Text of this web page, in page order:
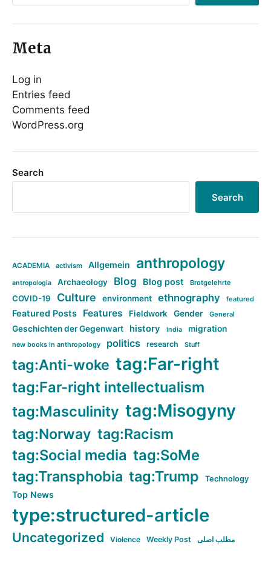
Meta
Log in
Entries feed
Comments feed
WordPress.org
Search
Search
ACADEMIA activism Allgemein anthropology
antropologia Archaeology Blog Blog post Brotgelehrte
COVID-19 Culture environment ethnography featured
Featured Posts Features Fieldwork Gender General
Geschichten der Gegenwart history India migration
new books in anthropology politics research Stuff
tag:Anti-woke tag:Far-right
tag:Far-right intellectualism
tag:Masculinity tag:Misogyny
tag:Norway tag:Racism
tag:Social media tag:SoMe
tag:Transphobia tag:Trump Technology
Top News
type:structured-article
Uncategorized Violence Weekly Post مطلب اصلی